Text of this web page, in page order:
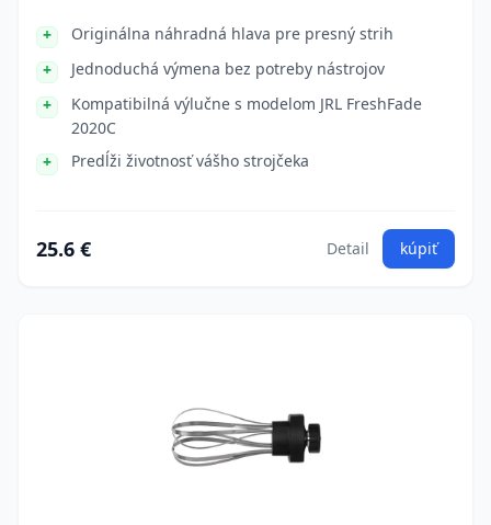
Originálna náhradná hlava pre presný strih
Jednoduchá výmena bez potreby nástrojov
Kompatibilná výlučne s modelom JRL FreshFade
2020C
Predĺži životnosť vášho strojčeka
25.6 € Detail kúpiť